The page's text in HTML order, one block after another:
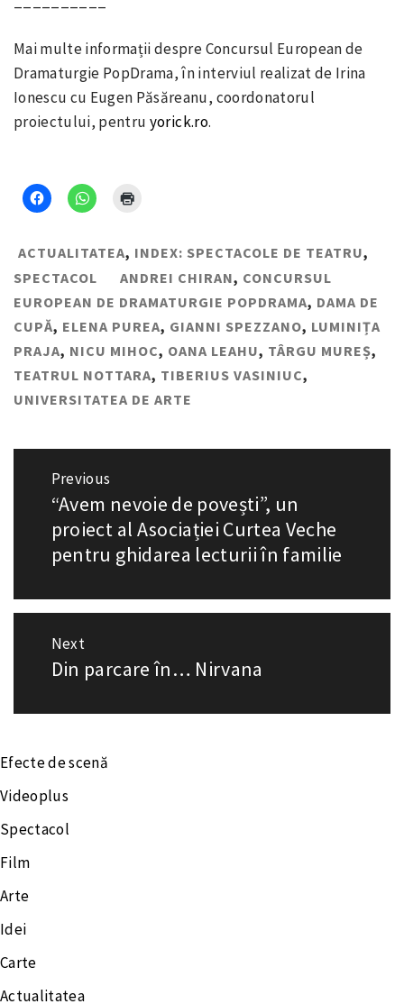
Mai multe informații despre Concursul European de
Dramaturgie PopDrama, în interviul realizat de Irina
Ionescu cu Eugen Păsăreanu, coordonatorul
proiectului, pentru yorick.ro.
ACTUALITATEA, INDEX: SPECTACOLE DE TEATRU,
SPECTACOL
ANDREI CHIRAN, CONCURSUL
EUROPEAN DE DRAMATURGIE POPDRAMA, DAMA DE
CUPĂ, ELENA PUREA, GIANNI SPEZZANO, LUMINIȚA
PRAJA, NICU MIHOC, OANA LEAHU, TÂRGU MUREȘ,
TEATRUL NOTTARA, TIBERIUS VASINIUC,
UNIVERSITATEA DE ARTE
Navigare
articole
Previous
Previous
post:
“Avem nevoie de povești”, un
proiect al Asociației Curtea Veche
pentru ghidarea lecturii în familie
Next
Next
Din parcare în… Nirvana
Efecte de scenă
Videoplus
Spectacol
Film
Arte
Idei
Carte
Actualitatea